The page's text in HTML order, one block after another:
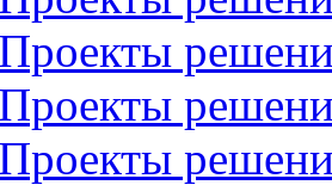
Проекты
Проекты
Проекты